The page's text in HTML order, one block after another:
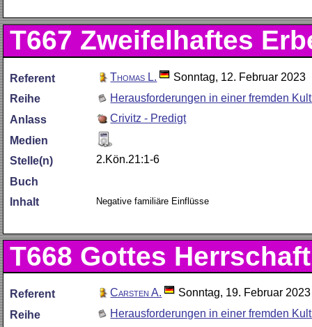
T667 Zweifelhaftes
Referent Thomas L.
Sonntag, 12. Februar 2023
Reihe
Herausforderungen in einer fremden
Anlass
Crivitz - Predigt
Medien
Stelle(n)
2.Kön.21:1-6
Buch
Inhalt
Negative familiäre Einflüsse
T668 Gottes
Referent Carsten A.
Sonntag, 19. Februar 2023
Reihe
Herausforderungen in einer fremden